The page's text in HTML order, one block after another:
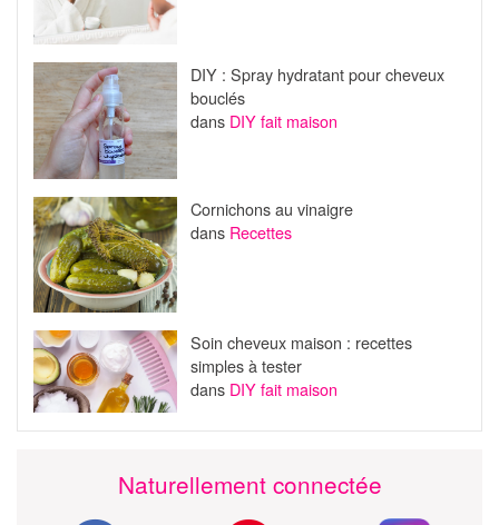
DIY : Spray hydratant pour cheveux
bouclés
dans DIY fait maison
Cornichons au vinaigre
dans Recettes
Soin cheveux maison : recettes
simples à tester
dans DIY fait maison
Naturellement connectée